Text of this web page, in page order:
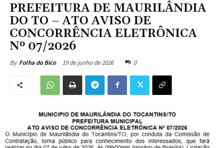
PREFEITURA DE MAURILÂNDIA
DO TO – ATO AVISO DE
CONCORRÊNCIA ELETRÔNICA
Nº 07/2026
By Folha do Bico 19 de junho de 2026 0